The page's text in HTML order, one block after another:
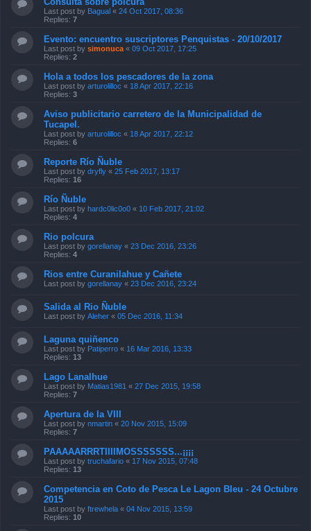
Last post by Bagual « 24 Oct 2017, 08:36
Replies: 7
Evento: encuentro suscriptores Penquistas - 20/10/2017
Last post by simonuca « 09 Oct 2017, 17:25
Replies: 2
Hola a todos los pescadores de la zona
Last post by arturolilloc « 18 Apr 2017, 22:16
Replies: 3
Aviso publicitario carretero de la Municipalidad de
Tucapel.
Last post by arturolilloc « 18 Apr 2017, 22:12
Replies: 6
Reporte Río Ñuble
Last post by dryfly « 25 Feb 2017, 13:17
Replies: 16
Río Ñuble
Last post by hardc0lic0o0 « 10 Feb 2017, 21:02
Replies: 4
Rio polcura
Last post by gorellanay « 23 Dec 2016, 23:26
Replies: 4
Rios entre Curanilahue y Cañete
Last post by gorellanay « 23 Dec 2016, 23:24
Salida al Rio Ñuble
Last post by Aleher « 05 Dec 2016, 11:34
Laguna quiñenco
Last post by Patiperro « 16 Mar 2016, 13:33
Replies: 13
Lago Lanalhue
Last post by Matias1981 « 27 Dec 2015, 19:58
Replies: 7
Apertura de la VIII
Last post by nmartin « 20 Nov 2015, 15:09
Replies: 7
PAAAAARRRTIIIIMOSSSSSSS...¡¡¡¡
Last post by truchafario « 17 Nov 2015, 07:48
Replies: 13
Competencia en Coto de Pesca Le Lagon Bleu - 24 Octubre
2015
Last post by ftrewhela « 04 Nov 2015, 13:59
Replies: 10